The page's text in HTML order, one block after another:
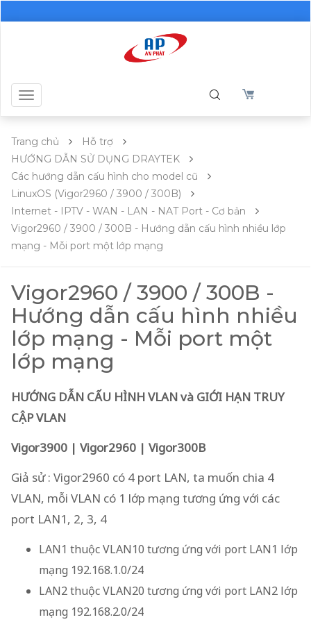
Toggle
navigation
Trang chủ
Hỗ trợ
HƯỚNG DẪN SỬ DỤNG DRAYTEK
Các hướng dẫn cấu hình cho model cũ
LinuxOS (Vigor2960 / 3900 / 300B)
Internet - IPTV - WAN - LAN - NAT Port - Cơ bản
Vigor2960 / 3900 / 300B - Hướng dẫn cấu hình nhiều lớp
mạng - Mỗi port một lớp mạng
Vigor2960 / 3900 / 300B -
Hướng dẫn cấu hình nhiều
lớp mạng - Mỗi port một
lớp mạng
HƯỚNG DẪN CẤU HÌNH VLAN và GIỚI HẠN TRUY
CẬP VLAN
Vigor3900 | Vigor2960 | Vigor300B
Giả sử : Vigor2960 có 4 port LAN, ta muốn chia 4
VLAN, mỗi VLAN có 1 lớp mạng tương ứng với các
port LAN1, 2, 3, 4
LAN1 thuộc VLAN10 tương ứng với port LAN1 lớp
mạng 192.168.1.0/24
LAN2 thuộc VLAN20 tương ứng với port LAN2 lớp
mạng 192.168.2.0/24